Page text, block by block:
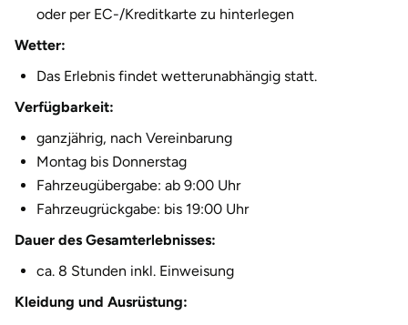
oder per EC-/Kreditkarte zu hinterlegen
Wetter:
Das Erlebnis findet wetterunabhängig statt.
Verfügbarkeit:
ganzjährig, nach Vereinbarung
Montag bis Donnerstag
Fahrzeugübergabe: ab 9:00 Uhr
Fahrzeugrückgabe: bis 19:00 Uhr
Dauer des Gesamterlebnisses:
ca. 8 Stunden inkl. Einweisung
Kleidung und Ausrüstung:
Hannover
Heidelberg
Heidenheim
Heldburg